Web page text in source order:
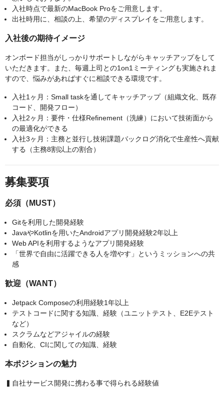
入社時点で最新のMacBook Proをご用意します。
出社時用に、相談の上、希望のディスプレイをご用意します。
入社後の期待イメージ
オンボード担当がしっかりサポートしながらキャッチアップをして
いただきます。また、毎週上司との1on1ミーティングも実施されま
すので、悩みがあればすぐに相談できる環境です。
入社1ヶ月：Small taskを通してキャッチアップ（組織文化、既存
コード、開発フロー）
入社2ヶ月：要件・仕様Refinement（洗練）において技術面から
の最適化ができる
入社3ヶ月：主務と並行し技術課題バックログ消化で生産性へ貢献
する（主務8割以上の割合）
募集要項
必須（MUST）
Gitを利用した開発経験
JavaやKotlinを用いたAndroidアプリ開発経験2年以上
Web APIを利用するようなアプリ開発経験
「世界で自由に活躍できる人を増やす」というミッションへの共
感
歓迎（WANT）
Jetpack Composeの利用経験1年以上
テストコードに関する知識、経験（ユニットテスト、E2Eテスト
など）
スクラムなどアジャイルの経験
自動化、CIに関しての知識、経験
本ポジションの魅力
▍自社サービス開発に携わる事で得られる経験値